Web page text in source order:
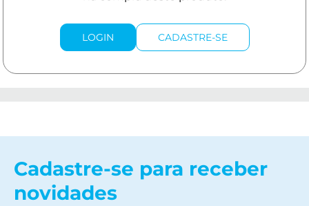
LOGIN CADASTRE-SE
Cadastre-se para receber
novidades